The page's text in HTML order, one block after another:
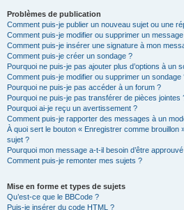
Problèmes de publication
Comment puis-je publier un nouveau sujet ou une
Comment puis-je modifier ou supprimer un
Comment puis-je insérer une signature à mon
Comment puis-je créer un sondage ?
Pourquoi ne puis-je pas ajouter plus d’options à un
Comment puis-je modifier ou supprimer un sondage
Pourquoi ne puis-je pas accéder à un forum ?
Pourquoi ne puis-je pas transférer de pièces jointes
Pourquoi ai-je reçu un avertissement ?
Comment puis-je rapporter des messages à un
À quoi sert le bouton « Enregistrer comme brouillon
sujet ?
Pourquoi mon message a-t-il besoin d’être
Comment puis-je remonter mes sujets ?
Mise en forme et types de sujets
Qu’est-ce que le BBCode ?
Puis-je insérer du code HTML ?